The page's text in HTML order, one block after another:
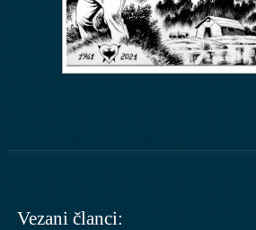
Vezani članci: